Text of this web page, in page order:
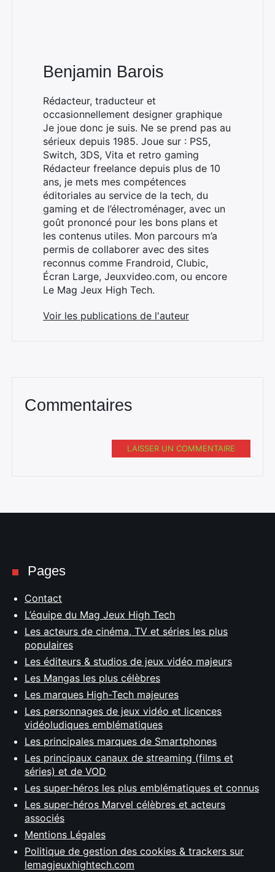
Benjamin Barois
Rédacteur, traducteur et
occasionnellement designer graphique
Je joue donc je suis. Ne se prend pas au
sérieux depuis 1985. Joue sur : PS5,
Switch, 3DS, Vita et retro gaming
Rédacteur freelance depuis plus de 10
ans, je mets mes compétences
éditoriales au service de la tech, du
gaming et de l’électroménager, avec un
goût prononcé pour les bons plans et
les contenus utiles. Mon parcours m’a
permis de collaborer avec des sites
reconnus comme Frandroid, Clubic,
Écran Large, Jeuxvideo.com, ou encore
Le Mag Jeux High Tech.
Voir les publications de l'auteur
Commentaires
LAISSER UN COMMENTAIRE
Pages
Contact
L’équipe du Mag Jeux High Tech
Les acteurs de cinéma, TV et séries les plus
populaires
Les éditeurs & studios de jeux vidéo majeurs
Les Mangas les plus célèbres
Les marques High-Tech majeures
Les personnages de jeux vidéo et licences
vidéoludiques emblématiques
Les principales marques de Smartphones
Les principaux canaux de streaming (films et
séries) et de VOD
Les super-héros les plus emblématiques et connus
Les super-héros Marvel célèbres et acteurs
associés
Mentions Légales
Politique de gestion des cookies & trackers sur
lemagjeuxhightech.com